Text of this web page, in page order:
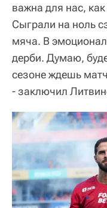
важна для нас,
Сыграли на ноль
мяча. В
дерби. Думаю,
сезоне ждешь
- заключил